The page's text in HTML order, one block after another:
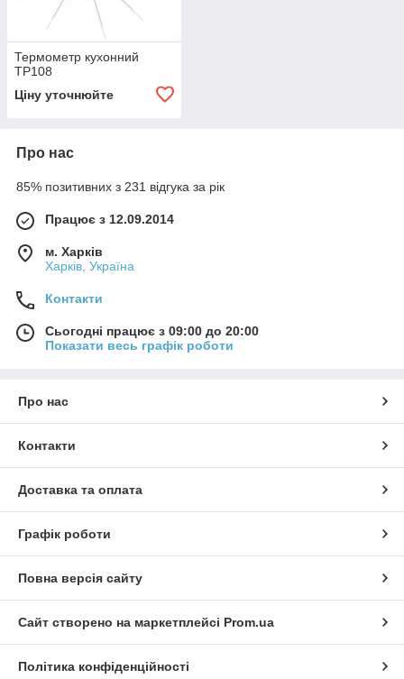
Термометр кухонний
TP108
Ціну уточнюйте
Про нас
85% позитивних з 231 відгука за рік
Працює з 12.09.2014
м. Харків
Харків, Україна
Контакти
Сьогодні працює з 09:00 до 20:00
Показати весь графік роботи
Про нас
Контакти
Доставка та оплата
Графік роботи
Повна версія сайту
Сайт створено на маркетплейсі Prom.ua
Політика конфіденційності